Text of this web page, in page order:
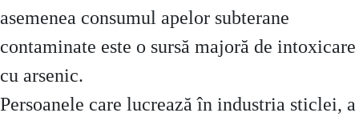
asemenea consumul apelor subterane
contaminate este o sursă majoră de intoxicare
cu arsenic.
Persoanele care lucrează în industria sticlei, a